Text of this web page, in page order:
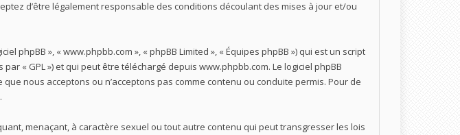
d’être légalement responsable des conditions découlant des mises à jour et/ou
phpBB », « www.phpbb.com », « phpBB Limited », « Équipes phpBB ») qui est un script
par « GPL ») et qui peut être téléchargé depuis www.phpbb.com. Le logiciel phpBB
nous acceptons ou n’acceptons pas comme contenu ou conduite permis. Pour de
.
menaçant, à caractère sexuel ou tout autre contenu qui peut transgresser les lois